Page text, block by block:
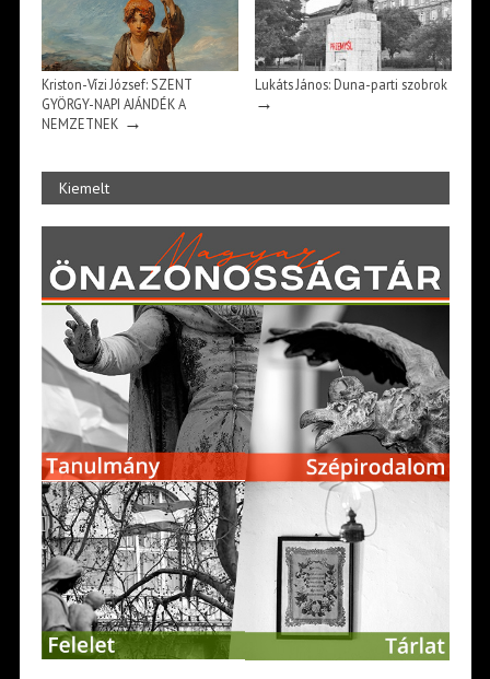
Kriston-Vízi József: SZENT
GYÖRGY-NAPI AJÁNDÉK A
NEMZETNEK→
Lukáts János: Duna-parti szobrok
→
Kiemelt